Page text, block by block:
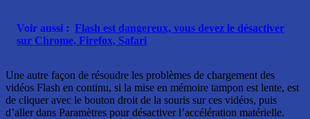
Voir aussi : Flash est dangereux, vous devez le désactiver
sur Chrome, Firefox, Safari
Une autre façon de résoudre les problèmes de chargement des
vidéos Flash en continu, si la mise en mémoire tampon est lente, est
de cliquer avec le bouton droit de la souris sur ces vidéos, puis
d’aller dans Paramètres pour désactiver l’accélération matérielle.